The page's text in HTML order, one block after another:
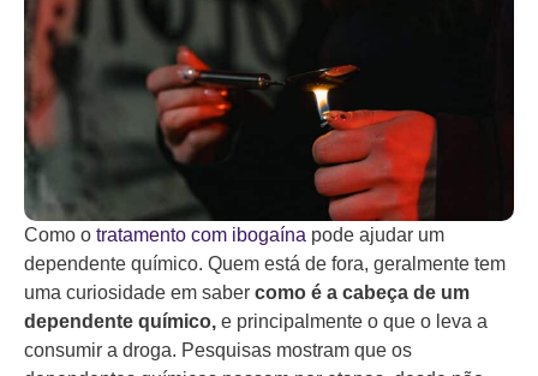
Como o tratamento com ibogaína pode ajudar um
dependente químico. Quem está de fora, geralmente tem
uma curiosidade em saber como é a cabeça de um
dependente químico, e principalmente o que o leva a
consumir a droga. Pesquisas mostram que os